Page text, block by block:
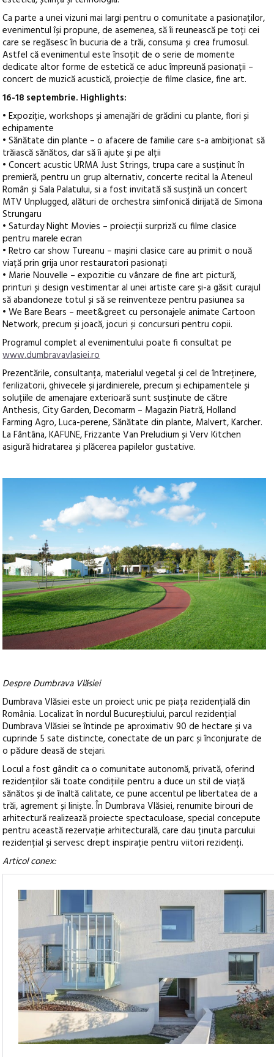
Ca parte a unei vizuni mai largi pentru o comunitate a pasionaților,
evenimentul își propune, de asemenea, să îi reunească pe toți cei
care se regăsesc în bucuria de a trăi, consuma și crea frumosul.
Astfel că evenimentul este însoțit de o serie de momente
dedicate altor forme de estetică ce aduc împreună pasionații –
concert de muzică acustică, proiecție de filme clasice, fine art.
16-18 septembrie. Highlights:
• Expoziție, workshops și amenajări de grădini cu plante, flori și
echipamente
• Sănătate din plante – o afacere de familie care s-a ambiționat să
trăiască sănătos, dar să îi ajute și pe alții
• Concert acustic URMA Just Strings, trupa care a susținut în
premieră, pentru un grup alternativ, concerte recital la Ateneul
Român și Sala Palatului, si a fost invitată să susțină un concert
MTV Unplugged, alături de orchestra simfonică dirijată de Simona
Strungaru
• Saturday Night Movies – proiecții surpriză cu filme clasice
pentru marele ecran
• Retro car show Tureanu – mașini clasice care au primit o nouă
viață prin grija unor restauratori pasionați
• Marie Nouvelle – expozitie cu vânzare de fine art pictură,
printuri și design vestimentar al unei artiste care și-a găsit curajul
să abandoneze totul și să se reinventeze pentru pasiunea sa
• We Bare Bears – meet&greet cu personajele animate Cartoon
Network, precum și joacă, jocuri și concursuri pentru copii.
Programul complet al evenimentului poate fi consultat pe
www.dumbravavlasiei.ro
Prezentările, consultanța, materialul vegetal și cel de întreținere,
ferilizatorii, ghivecele și jardinierele, precum și echipamentele și
soluțiile de amenajare exterioară sunt susținute de către
Anthesis, City Garden, Decomarm – Magazin Piatră, Holland
Farming Agro, Luca-perene, Sănătate din plante, Malvert, Karcher.
La Fântâna, KAFUNE, Frizzante Van Preludium și Verv Kitchen
asigură hidratarea și plăcerea papilelor gustative.
Despre Dumbrava Vlăsiei
Dumbrava Vlăsiei este un proiect unic pe piața rezidențială din
România. Localizat în nordul Bucureștiului, parcul rezidențial
Dumbrava Vlăsiei se întinde pe aproximativ 90 de hectare și va
cuprinde 5 sate distincte, conectate de un parc și înconjurate de
o pădure deasă de stejari.
Locul a fost gândit ca o comunitate autonomă, privată, oferind
rezidenților săi toate condițiile pentru a duce un stil de viață
sănătos și de înaltă calitate, ce pune accentul pe libertatea de a
trăi, agrement și liniște. În Dumbrava Vlăsiei, renumite birouri de
arhitectură realizează proiecte spectaculoase, special concepute
pentru această rezervație arhitecturală, care dau ținuta parcului
rezidențial și servesc drept inspirație pentru viitori rezidenți.
Articol conex: